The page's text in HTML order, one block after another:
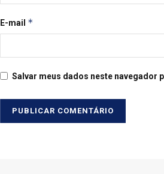
E-mail *
Salvar meus dados neste navegador